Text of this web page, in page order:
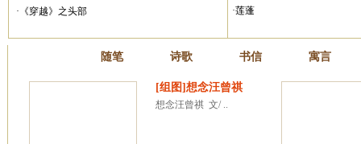
·《穿越》之头部 ·莲蓬
随笔 诗歌 书信 寓言
[组图]想念汪曾祺
想念汪曾祺  文/ ..